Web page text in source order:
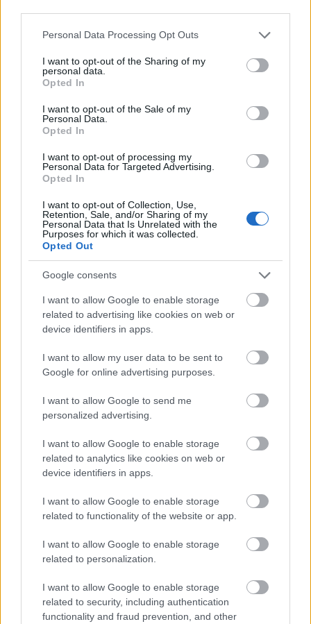
Please note that this website/app uses one or more Google
not limited to your visit or usage behaviour. You may click to
grant or deny consent to Google and its third-party tags to
use your data for below specified purposes in below Google
consent section.
Personal Data Processing Opt Outs
I want to opt-out of the Sharing of my
personal data.
Opted In
I want to opt-out of the Sale of my
Personal Data.
Opted In
I want to opt-out of processing my
Personal Data for Targeted Advertising.
Opted In
I want to opt-out of Collection, Use,
Retention, Sale, and/or Sharing of my
Personal Data that Is Unrelated with the
Purposes for which it was collected.
Opted Out
Google consents
I want to allow Google to enable storage
related to advertising like cookies on web or
device identifiers in apps.
I want to allow my user data to be sent to
Google for online advertising purposes.
I want to allow Google to send me
personalized advertising.
I want to allow Google to enable storage
related to analytics like cookies on web or
device identifiers in apps.
I want to allow Google to enable storage
related to functionality of the website or app.
I want to allow Google to enable storage
related to personalization.
I want to allow Google to enable storage
related to security, including authentication
functionality and fraud prevention, and other
Σας περιμένουμε την Πέμπτη 13 Ιουνίου στις 15:00
στην αίθουσα εκδηλώσεων του Εθνικού
Γυμναστικού Συλλόγου (Βασ. Όλγας 6, είσοδος
από Αρδηττού με δυνατότητα parking).
Δηλώστε την παρουσία σας εδώ.
ΔΙΑΒΑΖΟΝΤΑΙ ΤΩΡΑ
Το gadget από τα IKEA που κοστίζει κάτω από 2
κουζίνας σου
3-3-3 rule: Ο κανόνας που θα αλλάξει τον τρόπο
που ντύνεσαι